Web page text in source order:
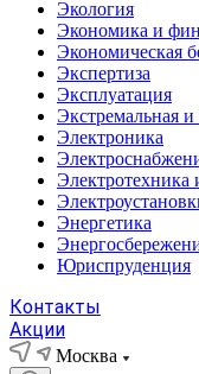
Экология
Экономика и
Экономическая
Экспертиза
Эксплуатация
Экстремальная
Электроника
Электротехника
Энергетика
Юриспруденция
Контакты
Акции
Москва